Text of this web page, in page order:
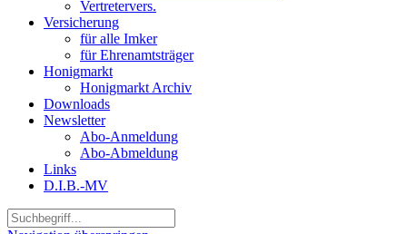
Vertretervers.
Versicherung
für alle Imker
für Ehrenamtsträger
Honigmarkt
Honigmarkt Archiv
Downloads
Newsletter
Abo-Anmeldung
Abo-Abmeldung
Links
D.I.B.-MV